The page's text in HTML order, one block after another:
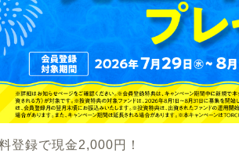
登録で現金2,000円！